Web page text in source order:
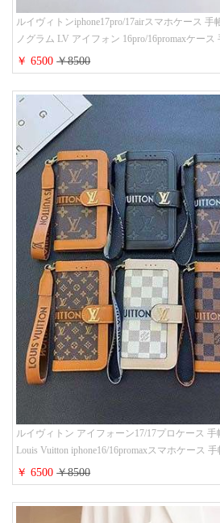
ルイヴィトンiphone17pro/17airスマホケース
ノグラム LV アイフォン 16pro/16promaxケー
ンド iPhone 15/14/13 proケース 手帳型 男女通用
￥ 6500￥8500
ルイヴィトン アイフォーン17/17プロケース
Louis Vuitton iphone16/16promaxスマホケース
iphone15/14/13ケース ビジネス風 GUCCI galaxy
人 可愛い
￥ 6500￥8500